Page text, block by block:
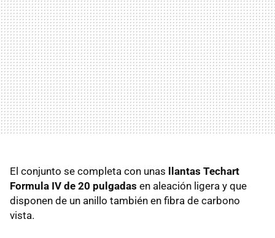
El conjunto se completa con unas
llantas Techart
Formula IV de 20 pulgadas en aleación ligera y que
disponen de un anillo también en fibra de carbono
vista.